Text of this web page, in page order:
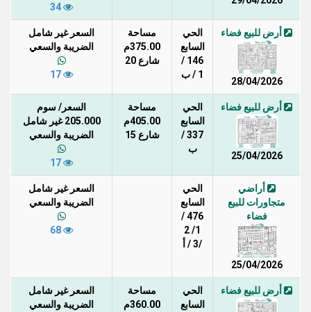
أرض للبيع فضاء
28/04/2026
الحي
السابع
146 /
1 / ب
مساحة
375.00م
شارع 20
السعر غير شامل
الضريبة والسعي
أرض للبيع فضاء
25/04/2026
الحي
السابع
337 /
ب
مساحة
405.00م
شارع 15
السعر/ سوم
205.000 غير شامل
الضريبة والسعي
أراضي
متجاورات للبيع
فضاء
25/04/2026
الحي
السابع
476 /
1/ 2
/3 / أ
السعر غير شامل
الضريبة والسعي
أرض للبيع فضاء
الحي
السابع
مساحة
360.00م
السعر غير شامل
الضريبة والسعي